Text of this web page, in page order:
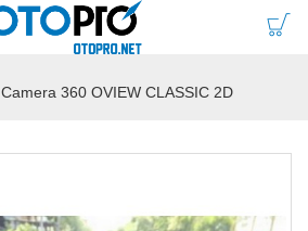
Camera 360 OVIEW CLASSIC 2D